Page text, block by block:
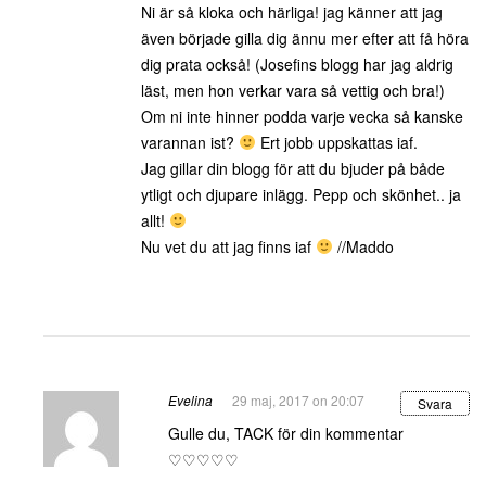
Ni är så kloka och härliga! jag känner att jag
även började gilla dig ännu mer efter att få höra
dig prata också! (Josefins blogg har jag aldrig
läst, men hon verkar vara så vettig och bra!)
Om ni inte hinner podda varje vecka så kanske
varannan ist?
Ert jobb uppskattas iaf.
Jag gillar din blogg för att du bjuder på både
ytligt och djupare inlägg. Pepp och skönhet.. ja
allt!
Nu vet du att jag finns iaf
//Maddo
Evelina 29 maj, 2017 on 20:07 Svara
Gulle du, TACK för din kommentar
♡♡♡♡♡